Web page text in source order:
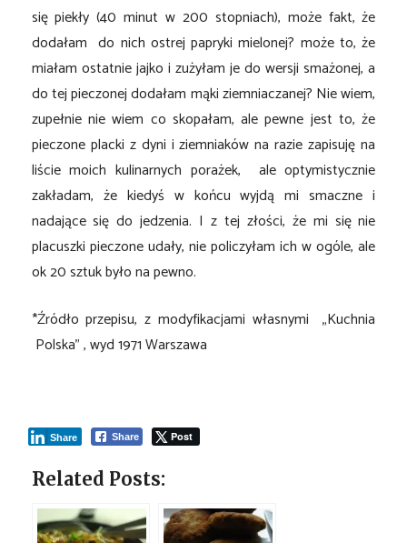
się piekły (40 minut w 200 stopniach), może fakt, że
dodałam do nich ostrej papryki mielonej? może to, że
miałam ostatnie jajko i zużyłam je do wersji smażonej, a
do tej pieczonej dodałam mąki ziemniaczanej? Nie wiem,
zupełnie nie wiem co skopałam, ale pewne jest to, że
pieczone placki z dyni i ziemniaków na razie zapisuję na
liście moich kulinarnych porażek, ale optymistycznie
zakładam, że kiedyś w końcu wyjdą mi smaczne i
nadające się do jedzenia. I z tej złości, że mi się nie
placuszki pieczone udały, nie policzyłam ich w ogóle, ale
ok 20 sztuk było na pewno.
*Źródło przepisu, z modyfikacjami własnymi „Kuchnia
Polska” , wyd 1971 Warszawa
Share Post
Share
Related Posts: